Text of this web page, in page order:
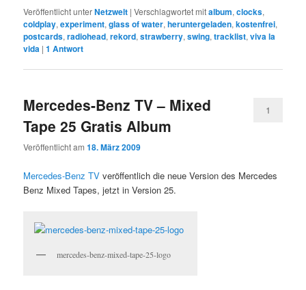
Veröffentlicht unterNetzwelt |Verschlagwortet mitalbum,clocks,
coldplay,experiment,glass of water,heruntergeladen,kostenfrei,
postcards,radiohead,rekord,strawberry,swing,tracklist,viva la
vida |1 Antwort
Mercedes-Benz TV – Mixed
Tape 25 Gratis Album
Veröffentlicht am18. März 2009
1
Mercedes-Benz TV veröffentlich die neue Version des Mercedes
Benz Mixed Tapes, jetzt in Version 25.
mercedes-benz-mixed-tape-25-logo